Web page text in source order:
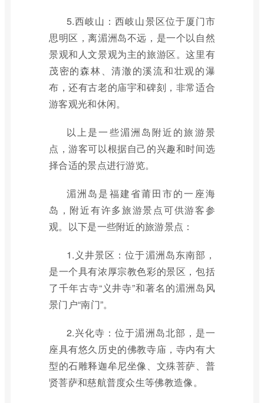
5.西岐山：西岐山景区位于厦门市
思明区，离湄洲岛不远，是一个以自然
景观和人文景观为主的旅游区。这里有
茂密的森林、清澈的溪流和壮观的瀑
布，还有古老的庙宇和碑刻，非常适合
游客观光和休闲。
以上是一些湄洲岛附近的旅游景
点，游客可以根据自己的兴趣和时间选
择合适的景点进行游览。
湄洲岛是福建省莆田市的一座海
岛，附近有许多旅游景点可供游客参
观。以下是一些附近的旅游景点：
1.义井景区：位于湄洲岛东南部，
是一个具有浓厚宗教色彩的景区，包括
了千年古寺“义井寺”和著名的湄洲岛风
景门户“南门”。
2.兴化寺：位于湄洲岛北部，是一
座具有悠久历史的佛教寺庙，寺内有大
型的石雕释迦牟尼坐像、文殊菩萨、普
贤菩萨和慈航普度众生等佛教造像。